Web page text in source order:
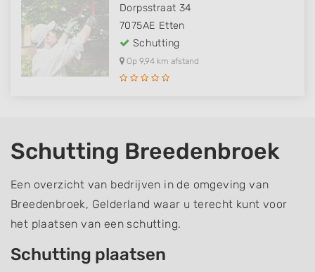
Dorpsstraat 34
7075AE Etten
Schutting
Op 9,94 km afstand
Schutting Breedenbroek
Een overzicht van bedrijven in de omgeving van
Breedenbroek, Gelderland waar u terecht kunt voor
het plaatsen van een schutting.
Schutting plaatsen